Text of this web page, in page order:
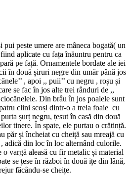
peste umere are mâneca bogată( un
aplicate cu fața înăuntru pentru ca
pe față. Ornamentele bordate ale iei
în două șiruri negre din umăr până jos
, apoi ,, puii’’ cu negru , roșu și
se fac în jos alte trei rânduri de ,,
Din brâu în jos poalele sunt
clini scoși dintr-o a treia foaie cu
șurț negru, țesut în casă din două
tinere. În spate, ele purtau o crătință.
păr și încheiat cu cheiță sau mreajă cu
adică din loc în loc alternând culorile.
vargă aleasă cu fir metalic și material
se țese în război în două ițe din lână,
făcându-se cheițe.